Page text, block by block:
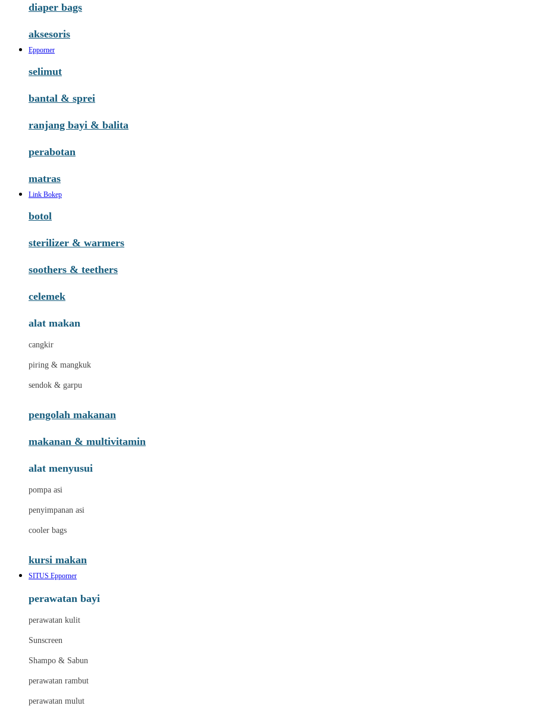
diaper bags
aksesoris
Epporner
selimut
bantal & sprei
ranjang bayi & balita
perabotan
matras
Link Bokep
botol
sterilizer & warmers
soothers & teethers
celemek
alat makan
cangkir
piring & mangkuk
sendok & garpu
pengolah makanan
makanan & multivitamin
alat menyusui
pompa asi
penyimpanan asi
cooler bags
kursi makan
SITUS Epporner
perawatan bayi
perawatan kulit
Sunscreen
Shampo & Sabun
perawatan rambut
perawatan mulut